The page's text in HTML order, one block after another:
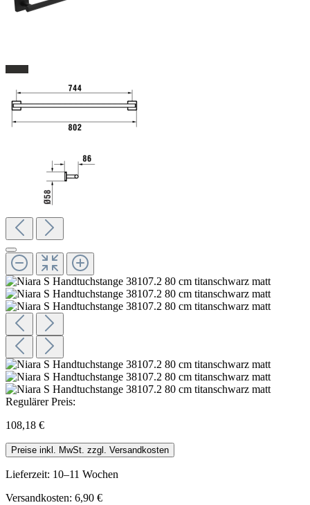
Regulärer Preis:
108,18 €
Preise inkl. MwSt. zzgl. Versandkosten
Lieferzeit: 10–11 Wochen
Versandkosten: 6,90 €